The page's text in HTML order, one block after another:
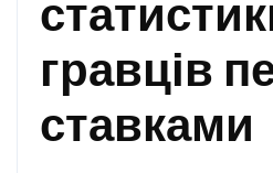
гравців
ставками